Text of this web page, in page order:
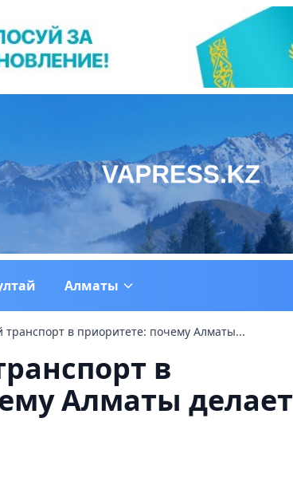
Алматы
в приоритете: почему Алматы...
в
Алматы делает